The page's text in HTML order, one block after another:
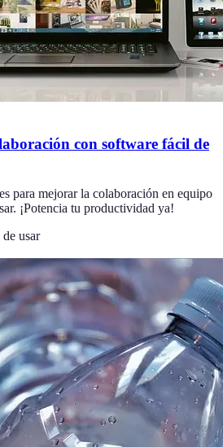
con software fácil de
para mejorar la colaboración en equipo
¡Potencia tu productividad ya!
usar